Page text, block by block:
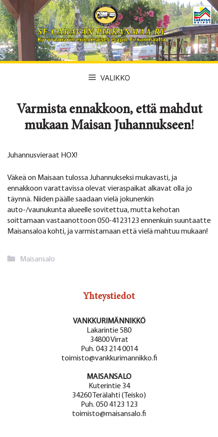
Siirry
sisältöön
VALIKKO
Varmista ennakkoon, että mahdut
mukaan Maisan Juhannukseen!
Juhannusvieraat HOX!
Väkeä on Maisaan tulossa Juhannukseksi mukavasti, ja
ennakkoon varattavissa olevat vieraspaikat alkavat olla jo
täynnä. Niiden päälle saadaan vielä jokunenkin
auto-/vaunukunta alueelle sovitettua, mutta kehotan
soittamaan vastaanottoon 050-4123123 ennenkuin suuntaatte
Maisansaloa kohti, ja varmistamaan että vielä mahtuu mukaan!
Kategoriat
Maisansalo
Yhteystiedot
VANKKURIMÄNNIKKÖ
Lakarintie 580
34800 Virrat
Puh. 043 214 0014
toimisto@vankkurimannikko.fi
MAISANSALO
Kuterintie 34
34260 Terälahti (Teisko)
Puh. 050 4123 123
toimisto@maisansalo.fi